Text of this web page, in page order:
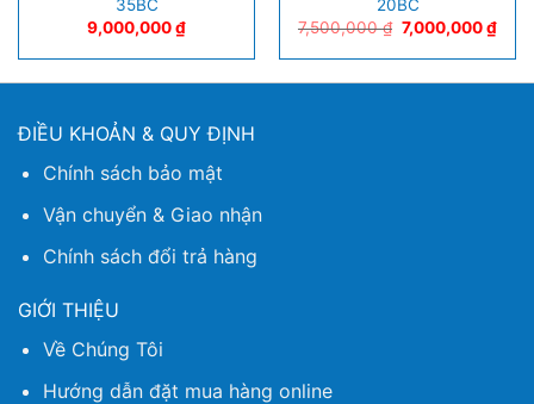
35BC
9,000,000₫
20BC
7,500,000₫ 7,000,000₫
ĐIỀU KHOẢN & QUY ĐỊNH
Chính sách bảo mật
Vận chuyển & Giao nhận
Chính sách đổi trả hàng
GIỚI THIỆU
Về Chúng Tôi
Hướng dẫn đặt mua hàng online